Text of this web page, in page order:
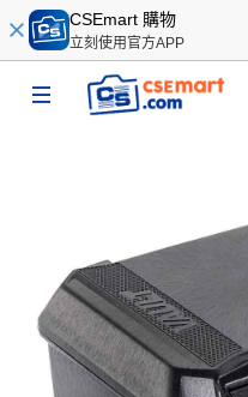
CSEmart 購物
立刻使用官方APP